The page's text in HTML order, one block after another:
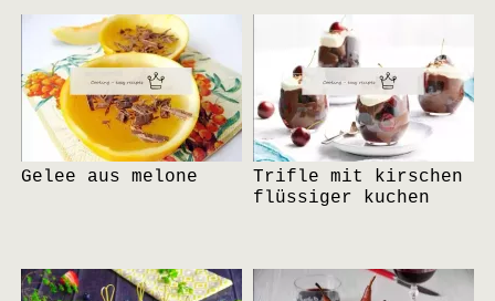
Gelee aus melone
Trifle mit kirschen
flüssiger kuchen